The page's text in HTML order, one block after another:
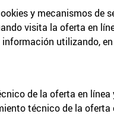
y mecanismos de
visita la oferta en
utilizando,
de la oferta en línea
técnico de la oferta